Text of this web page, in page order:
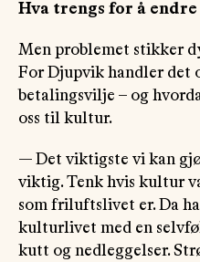
Hva trengs for å endre
Men problemet stikker
For Djupvik handler det
betalingsvilje – og
oss til kultur.
— Det viktigste vi kan
viktig. Tenk hvis kultur
som friluftslivet er. Da
kulturlivet med en
kutt og nedleggelser.